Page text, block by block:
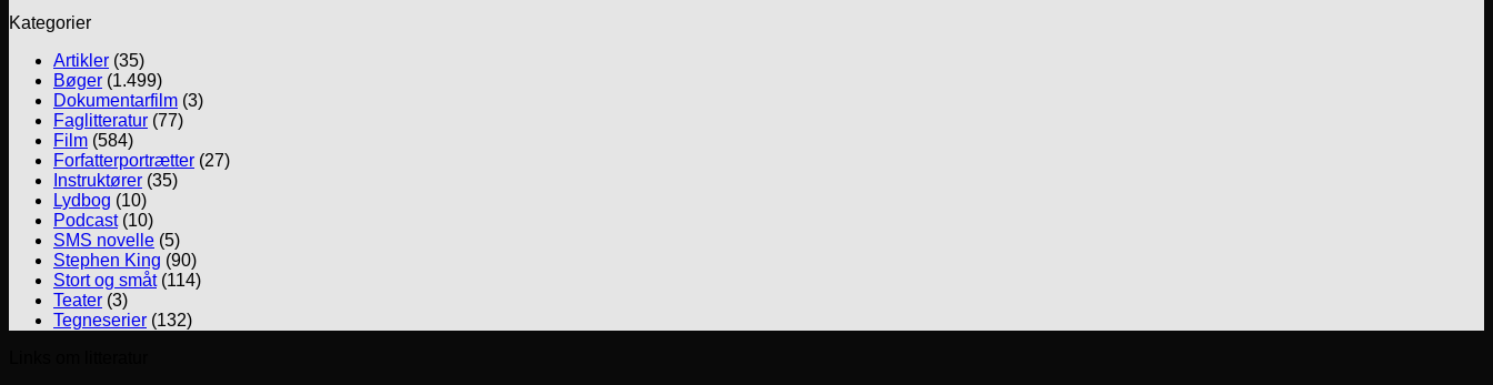
Kategorier
Artikler (35)
Bøger (1.499)
Dokumentarfilm (3)
Faglitteratur (77)
Film (584)
Forfatterportrætter (27)
Instruktører (35)
Lydbog (10)
Podcast(10)
SMS novelle (5)
Stephen King (90)
Stort og småt(114)
Teater (3)
Tegneserier (132)